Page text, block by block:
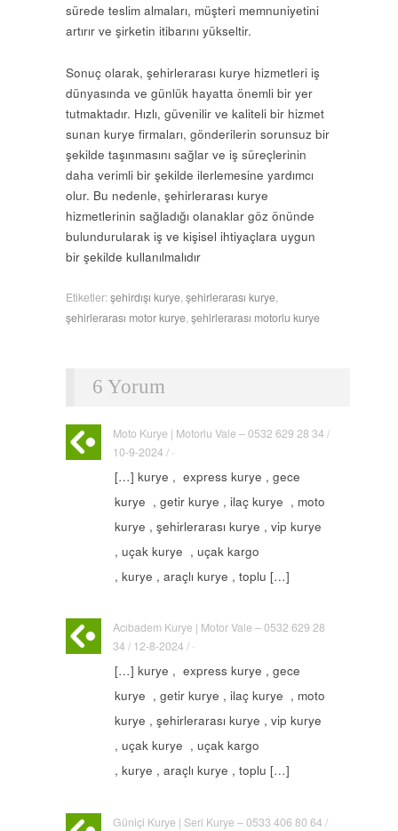
sürede teslim almaları, müşteri memnuniyetini
artırır ve şirketin itibarını yükseltir.
Sonuç olarak, şehirlerarası kurye hizmetleri iş
dünyasında ve günlük hayatta önemli bir yer
tutmaktadır. Hızlı, güvenilir ve kaliteli bir hizmet
sunan kurye firmaları, gönderilerin sorunsuz bir
şekilde taşınmasını sağlar ve iş süreçlerinin
daha verimli bir şekilde ilerlemesine yardımcı
olur. Bu nedenle, şehirlerarası kurye
hizmetlerinin sağladığı olanaklar göz önünde
bulundurularak iş ve kişisel ihtiyaçlara uygun
bir şekilde kullanılmalıdır
Etiketler:şehirdışı kurye,şehirlerarası kurye,
şehirlerarası motor kurye,şehirlerarası motorlu kurye
6 Yorum
Moto Kurye | Motorlu Vale – 0532 629 28 34 /
10-9-2024 / ·
[…] kurye , express kurye , gece
kurye , getir kurye , ilaç kurye , moto
kurye , şehirlerarası kurye , vip kurye
, uçak kurye , uçak kargo
, kurye , araçlı kurye , toplu […]
Acıbadem Kurye | Motor Vale – 0532 629 28
34 / 12-8-2024 / ·
[…] kurye , express kurye , gece
kurye , getir kurye , ilaç kurye , moto
kurye , şehirlerarası kurye , vip kurye
, uçak kurye , uçak kargo
, kurye , araçlı kurye , toplu […]
Güniçi Kurye | Seri Kurye – 0533 406 80 64 /